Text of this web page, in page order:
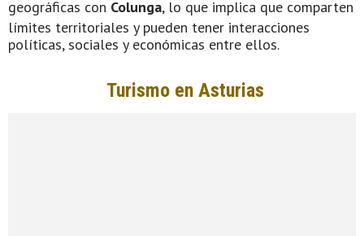
geográficas con Colunga, lo que implica que comparten
límites territoriales y pueden tener interacciones
políticas, sociales y económicas entre ellos.